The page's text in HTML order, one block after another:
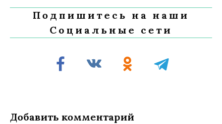
Подпишитесь на наши
Социальные сети
Добавить комментарий